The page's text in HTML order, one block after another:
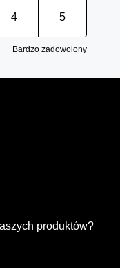
4 5
Bardzo zadowolony
produktów?